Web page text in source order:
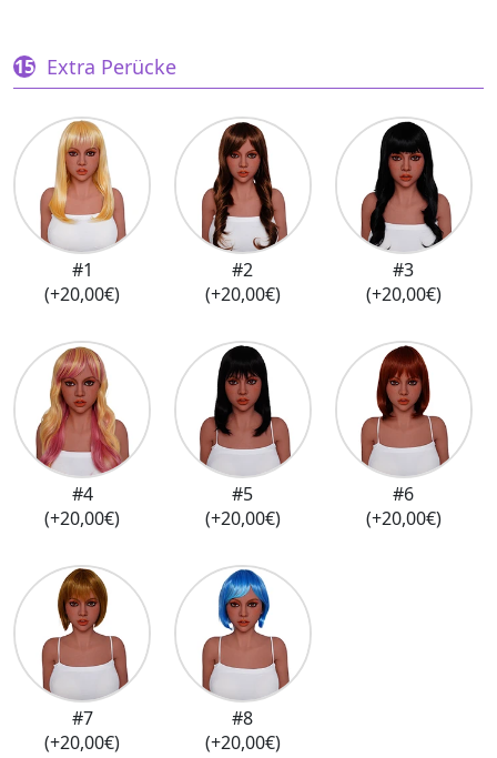
Extra Perücke
#1
(+20,00€)
#2
(+20,00€)
#3
(+20,00€)
#4
(+20,00€)
#5
(+20,00€)
#6
(+20,00€)
#7
(+20,00€)
#8
(+20,00€)